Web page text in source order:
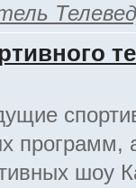
программ,
шоу